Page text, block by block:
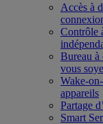
Accès à
Contrôle
Bureau à
vous
Wake-
appareils
Partage
Smart